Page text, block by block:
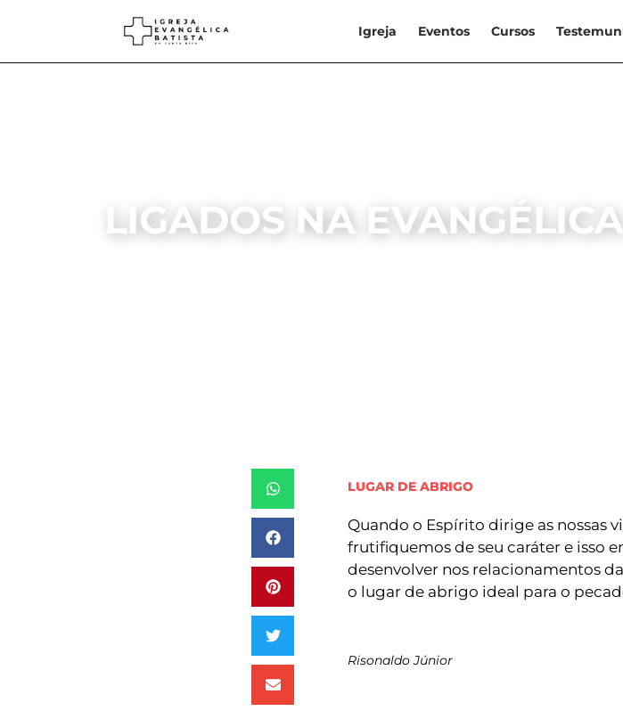
Igreja Eventos Cursos
LIGADOS NA
LUGAR DE ABRIGO
Quando o Espírito dirige as nossas
frutifiquemos de seu caráter e isso
desenvolver nos relacionamentos
o lugar de abrigo ideal para o
Risonaldo Júnior